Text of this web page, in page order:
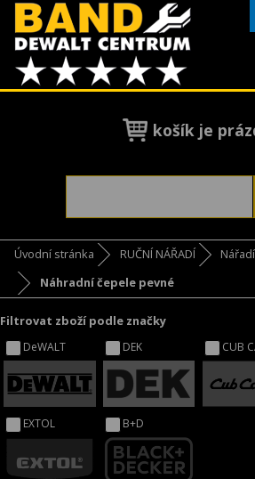
košík je
Úvodní stránka RUČNÍ NÁŘADÍ
Náhradní čepele pevné
Filtrovat zboží podle značky
DeWALT DEK CUB
EXTOL B+D